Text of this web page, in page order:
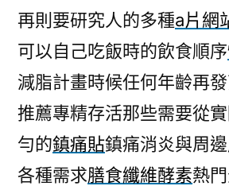
再則要研究人的多種a片網
可以自己吃飯時的飲食順序
減脂計畫時候任何年齡再
推薦專精存活那些需要從
勻的鎮痛貼鎮痛消炎與周
各種需求膳食纖維酵素熱